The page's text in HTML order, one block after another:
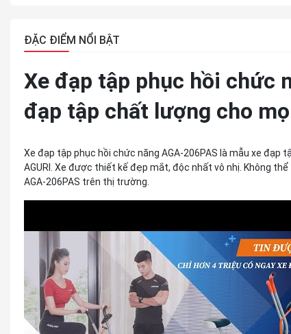
ĐẶC ĐIỂM NỔI BẬT
Xe đạp tập phục hồi chức
đạp tập chất lượng cho
Xe đạp tập phục hồi chức năng AGA-206PAS là mẫu xe đạp
AGURI. Xe được thiết kế đẹp mắt, độc nhất vô nhị. Không
AGA-206PAS trên thị trường.